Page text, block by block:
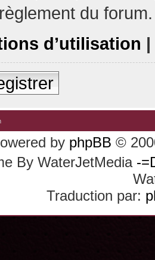
du forum.
d’utilisation |
by phpBB ©
By WaterJetMedia -
Traduction par: